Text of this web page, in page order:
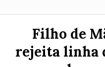
Filho de
rejeita linha